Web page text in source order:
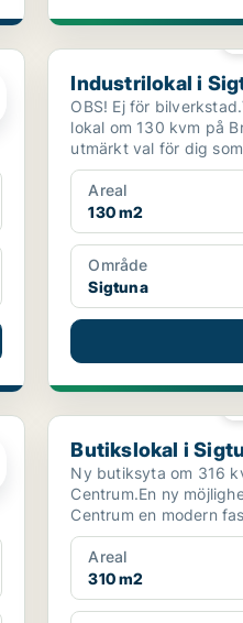
Industrilokal i Sigtuna
Industrilokal i
OBS! Ej för
lokal om 130 kvm på
utmärkt val för dig
Areal
130 m2
Område
Sigtuna
Butikslokal i Sigtuna
Butikslokal i
Ny butiksyta om 316
Centrum.En ny
Centrum en modern
starkt ha...
Areal
310 m2